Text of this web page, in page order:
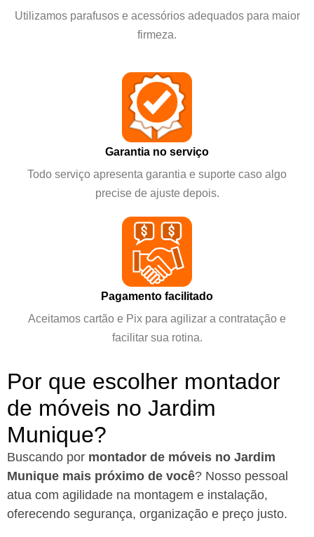
Utilizamos parafusos e acessórios adequados para maior
firmeza.
Garantia no serviço
Todo serviço apresenta garantia e suporte caso algo
precise de ajuste depois.
Pagamento facilitado
Aceitamos cartão e Pix para agilizar a contratação e
facilitar sua rotina.
Por que escolher montador
de móveis no Jardim
Munique?
Buscando por montador de móveis no Jardim
Munique mais próximo de você? Nosso pessoal
atua com agilidade na montagem e instalação,
oferecendo segurança, organização e preço justo.